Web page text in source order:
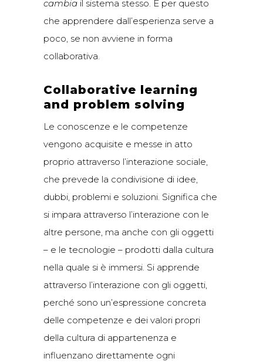
cambia il sistema stesso. È per questo
che apprendere dall’esperienza serve a
poco, se non avviene in forma
collaborativa.
Collaborative learning
and problem solving
Le conoscenze e le competenze
vengono acquisite e messe in atto
proprio attraverso l’interazione sociale,
che prevede la condivisione di idee,
dubbi, problemi e soluzioni. Significa che
si impara attraverso l’interazione con le
altre persone, ma anche con gli oggetti
– e le tecnologie – prodotti dalla cultura
nella quale si è immersi. Si apprende
attraverso l’interazione con gli oggetti,
perché sono un’espressione concreta
delle competenze e dei valori propri
della cultura di appartenenza e
influenzano direttamente ogni